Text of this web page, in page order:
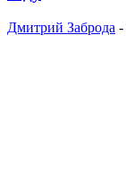
Дмитрий Заброда -